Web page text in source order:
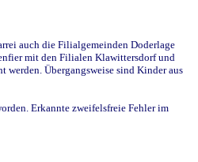
auch die Filialgemeinden Doderlage
mit den Filialen Klawittersdorf und
Übergangsweise sind Kinder aus
Erkannte zweifelsfreie Fehler im